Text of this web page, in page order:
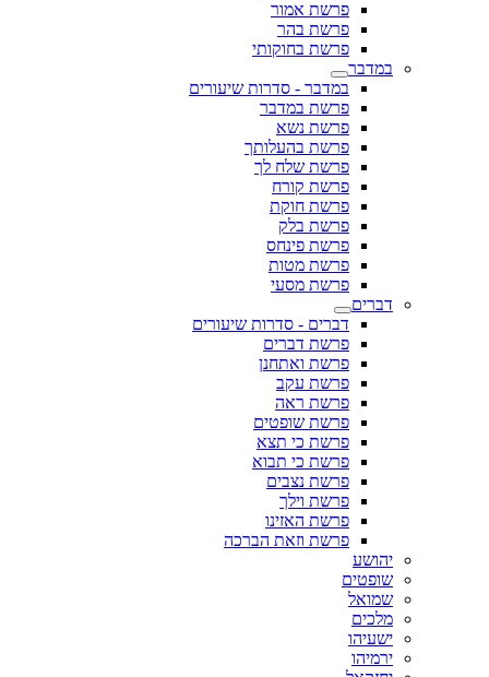
פרשת אמור
פרשת בהר
פרשת בחוקותי
במדבר
במדבר - סדרות שיעורים
פרשת במדבר
פרשת נשא
פרשת בהעלותך
פרשת שלח לך
פרשת קורח
פרשת חוקת
פרשת בלק
פרשת פינחס
פרשת מטות
פרשת מסעי
דברים
דברים - סדרות שיעורים
פרשת דברים
פרשת ואתחנן
פרשת עקב
פרשת ראה
פרשת שופטים
פרשת כי תצא
פרשת כי תבוא
פרשת נצבים
פרשת וילך
פרשת האזינו
פרשת וזאת הברכה
יהושע
שופטים
שמואל
מלכים
ישעיהו
ירמיהו